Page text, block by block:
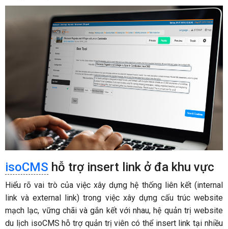
isoCMS hỗ trợ insert link ở đa khu vực
Hiểu rõ vai trò của việc xây dựng hệ thống liên kết (internal
link và external link) trong việc xây dựng cấu trúc website
mạch lạc, vững chãi và gắn kết với nhau, hệ quản trị website
du lịch isoCMS hỗ trợ quản trị viên có thể insert link tại nhiều